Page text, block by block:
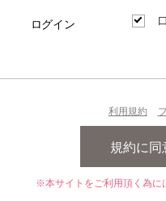
ログイン
利用規約
※本サイトをご利用頂く為に